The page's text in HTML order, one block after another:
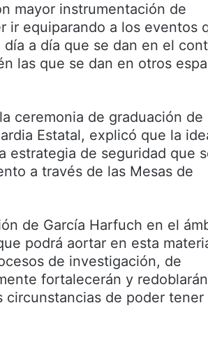
mayor instrumentación de
ir equiparando a los eventos
a día que se dan en el
las que se dan en otros
ceremonia de graduación de
Estatal, explicó que la
estrategia de seguridad que
a través de las Mesas de
de García Harfuch en el
podrá aortar en esta
de investigación, de
fortalecerán y
circunstancias de poder tener